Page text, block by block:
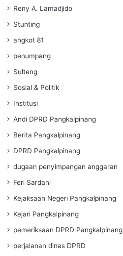
Reny A. Lamadjido
Stunting
angkot 81
penumpang
Sulteng
Sosial & Politik
Institusi
Andi DPRD Pangkalpinang
Berita Pangkalpinang
DPRD Pangkalpinang
dugaan penyimpangan anggaran
Feri Sardani
Kejaksaan Negeri Pangkalpinang
Kejari Pangkalpinang
pemeriksaan DPRD Pangkalpinang
perjalanan dinas DPRD